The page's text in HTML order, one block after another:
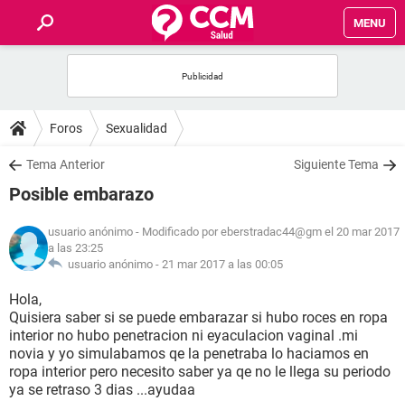
MENU
FOROS
SALUD
NUTRICIÓN
BIENESTAR
SEXUALIDAD
GLOSARIO
Foros Sexualidad
Tema Anterior Siguiente Tema
Posible embarazo
usuario anónimo - Modificado por eberstradac44@gm el 20 mar 2017
a las 23:25
usuario anónimo -21 mar 2017 a las 00:05
Hola,
Quisiera saber si se puede embarazar si hubo roces en ropa
interior no hubo penetracion ni eyaculacion vaginal .mi
novia y yo simulabamos qe la penetraba lo haciamos en
ropa interior pero necesito saber ya qe no le llega su periodo
ya se retraso 3 dias ...ayudaa